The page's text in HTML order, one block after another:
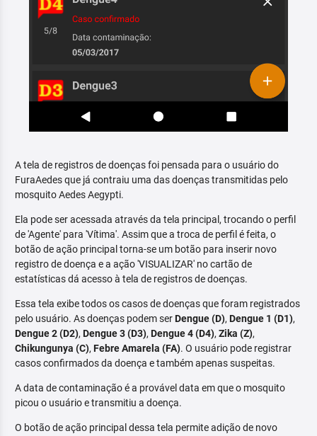
A tela de registros de doenças foi pensada para o usuário do
FuraAedes que já contraiu uma das doenças transmitidas pelo
mosquito Aedes Aegypti.
Ela pode ser acessada através da tela principal, trocando o perfil
de 'Agente' para 'Vítima'. Assim que a troca de perfil é feita, o
botão de ação principal torna-se um botão para inserir novo
registro de doença e a ação 'VISUALIZAR' no cartão de
estatísticas dá acesso à tela de registros de doenças.
Essa tela exibe todos os casos de doenças que foram registrados
pelo usuário. As doenças podem serDengue (D), Dengue 1 (D1),
Dengue 2 (D2), Dengue 3 (D3), Dengue 4 (D4), Zika (Z),
Chikungunya (C), Febre Amarela (FA). O usuário pode registrar
casos confirmados da doença e também apenas suspeitas.
A data de contaminação é a provável data em que o mosquito
picou o usuário e transmitiu a doença.
O botão de ação principal dessa tela permite adição de novo